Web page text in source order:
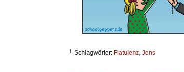
└ Schlagwörter: Flatulenz, Jens